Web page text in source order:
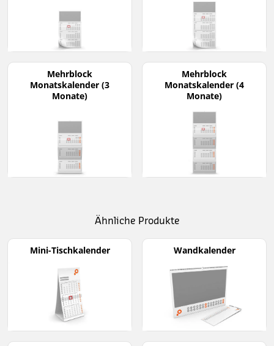
Mehrblock
Monatskalender (3
Monate)
Mehrblock
Monatskalender (4
Monate)
Ähnliche Produkte
Mini-Tischkalender Wandkalender